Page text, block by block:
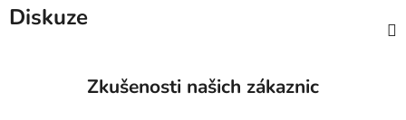
Diskuze
Zkušenosti našich zákaznic